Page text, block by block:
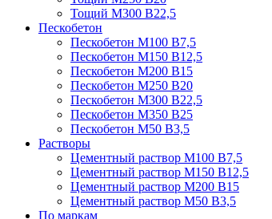
Тощий М300 В22,5
Пескобетон
Пескобетон М100 В7,5
Пескобетон М150 В12,5
Пескобетон М200 В15
Пескобетон М250 В20
Пескобетон М300 В22,5
Пескобетон М350 В25
Пескобетон М50 В3,5
Растворы
Цементный раствор М100 В7,5
Цементный раствор М150 В12,5
Цементный раствор М200 В15
Цементный раствор М50 В3,5
По маркам